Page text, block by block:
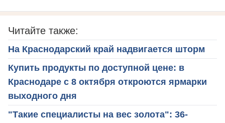
Читайте также:
На Краснодарский край надвигается шторм
Купить продукты по доступной цене: в
Краснодаре с 8 октября откроются ярмарки
выходного дня
"Такие специалисты на вес золота": 36-